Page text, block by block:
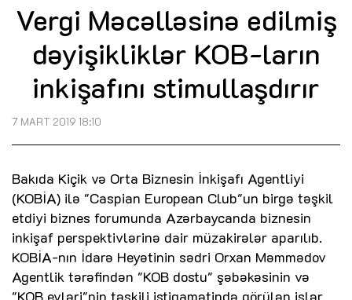
Vergi Məcəlləsinə edilmiş
dəyişikliklər KOB-ların
inkişafını stimullaşdırır
7 MART 2019 18:10
Bakıda Kiçik və Orta Biznesin İnkişafı Agentliyi
(KOBİA) ilə "Caspian European Club"un birgə təşkil
etdiyi biznes forumunda Azərbaycanda biznesin
inkişaf perspektivlərinə dair müzakirələr aparılıb.
KOBİA-nın İdarə Heyətinin sədri Orxan Məmmədov
Agentlik tərəfindən "KOB dostu" şəbəkəsinin və
"KOB evləri"nin təşkili istiqamətində görülən işlər